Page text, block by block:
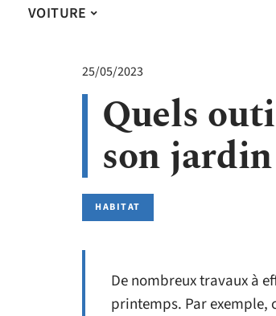
VOITURE
25/05/2023
Quels
son
HABITAT
De nombreux travaux à
printemps. Par exemple,